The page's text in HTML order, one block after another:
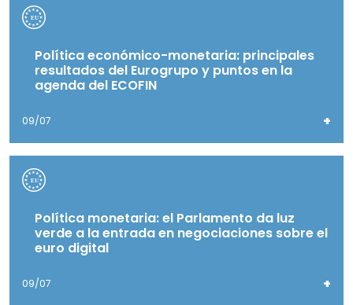
Política económico-monetaria: principales
resultados del Eurogrupo y puntos en la
agenda del ECOFIN
09/07 +
Política monetaria: el Parlamento da luz
verde a la entrada en negociaciones sobre el
euro digital
09/07 +